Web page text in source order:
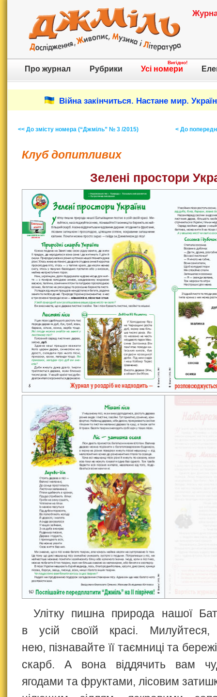
Про журнал Рубрики Усі номери
Вигідно!
Війна закінчиться. Настане мир.
<< До змісту номера (“Джміль” № 3 /2015) < До
Клуб допитливих
Зелені простори
Улітку пишна природа нашої
в усій своїй красі. Милуйтеся,
нею, пізнавайте її таємниці та
скарб. А вона віддячить вам
ягодами та фруктами, лісовим